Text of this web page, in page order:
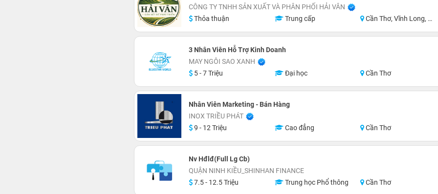
CÔNG TY TNHH SẢN XUẤT VÀ PHÂN PHỐI HẢI VÂN
Thỏa thuận
Trung cấp Cần Thơ, Vĩnh Long, An Giang, Kiên Giang, Đồng Tháp, Hậu Giang
3 Nhân Viên Hỗ Trợ Kinh Doanh
MAY NGÔI SAO XANH
5 - 7 Triệu
Đại học Cần Thơ
Nhân Viên Marketing - Bán Hàng
INOX TRIỀU PHÁT
9 - 12 Triệu
Cao đẳng Cần Thơ
Nv Hđlđ(Full Lg Cb)
QUẬN NINH KIỀU_SHINHAN FINANCE
7.5 - 12.5 Triệu
Trung học Phổ thông Cần Thơ